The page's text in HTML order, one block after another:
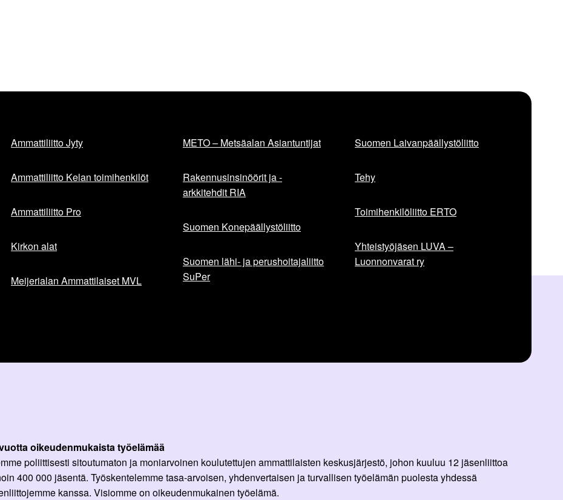
Ammattiliitto Jyty
Ammattiliitto Kelan toimihenkilöt
Ammattiliitto Pro
Kirkon alat
Meijerialan Ammattilaiset MVL
METO – Metsäalan Asiantuntijat
Rakennusinsinöörit ja -
arkkitehdit RIA
Suomen Konepäällystöliitto
Suomen lähi- ja perushoitajaliitto
SuPer
Suomen Laivanpäällystöliitto
Tehy
Toimihenkilöliitto ERTO
Yhteistyöjäsen LUVA –
Luonnonvarat ry
oikeudenmukaista työelämää
poliittisesti sitoutumaton ja moniarvoinen koulutettujen ammattilaisten keskusjärjestö, johon kuuluu 12 jäsenliittoa
400 000 jäsentä. Työskentelemme tasa-arvoisen, yhdenvertaisen ja turvallisen työelämän puolesta yhdessä
kanssa. Visiomme on oikeudenmukainen työelämä.